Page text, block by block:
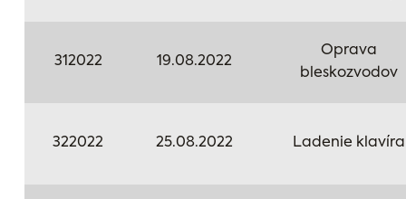
312022 19.08.2022
Oprava
bleskozvodov
322022 25.08.2022 Ladenie klavíra